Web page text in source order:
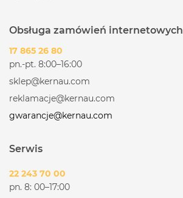
Obsługa zamówień internetowych
17 865 26 80
pn.-pt. 8:00–16:00
sklep@kernau.com
reklamacje@kernau.com
gwarancje@kernau.com
Serwis
22 243 70 00
pn. 8: 00–17:00